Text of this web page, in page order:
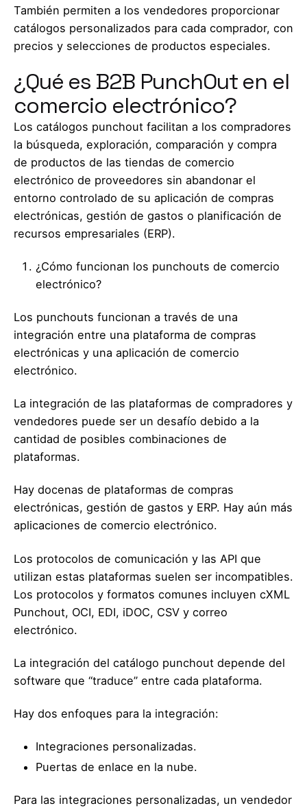
También permiten a los vendedores proporcionar
catálogos personalizados para cada comprador, con
precios y selecciones de productos especiales.
¿Qué es B2B PunchOut en el
comercio electrónico?
Los catálogos punchout facilitan a los compradores
la búsqueda, exploración, comparación y compra
de productos de las tiendas de comercio
electrónico de proveedores sin abandonar el
entorno controlado de su aplicación de compras
electrónicas, gestión de gastos o planificación de
recursos empresariales (ERP).
¿Cómo funcionan los punchouts de comercio
electrónico?
Los punchouts funcionan a través de una
integración entre una plataforma de compras
electrónicas y una aplicación de comercio
electrónico.
La integración de las plataformas de compradores y
vendedores puede ser un desafío debido a la
cantidad de posibles combinaciones de
plataformas.
Hay docenas de plataformas de compras
electrónicas, gestión de gastos y ERP. Hay aún más
aplicaciones de comercio electrónico.
Los protocolos de comunicación y las API que
utilizan estas plataformas suelen ser incompatibles.
Los protocolos y formatos comunes incluyen cXML
Punchout, OCI, EDI, iDOC, CSV y correo
electrónico.
La integración del catálogo punchout depende del
software que “traduce” entre cada plataforma.
Hay dos enfoques para la integración:
Integraciones personalizadas.
Puertas de enlace en la nube.
Para las integraciones personalizadas, un vendedor